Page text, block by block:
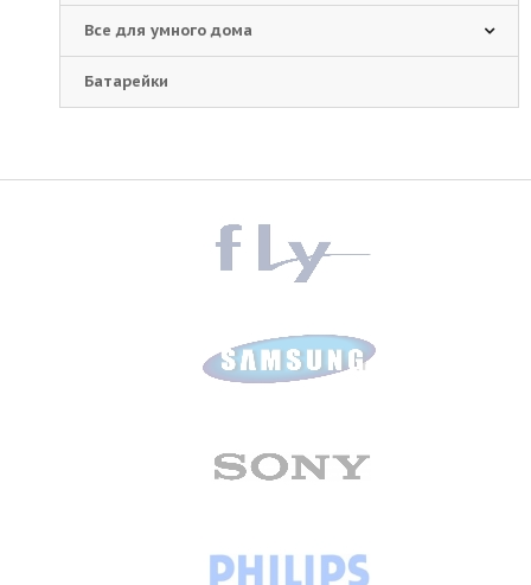
Все для умного дома
Батарейки